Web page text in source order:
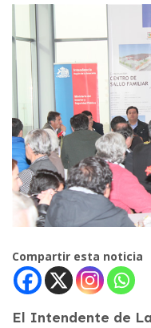
Compartir esta noticia
El Intendente de